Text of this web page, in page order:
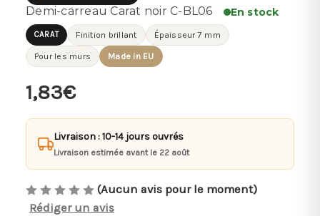
Demi-carreau Carat noir C-BL06 En stock
CARAT Finition brillant Épaisseur 7 mm
Pour les murs Made in EU
1,83€
Livraison : 10-14 jours ouvrés
Livraison estimée avant le 22 août
(Aucun avis pour le moment)
Rédiger un avis